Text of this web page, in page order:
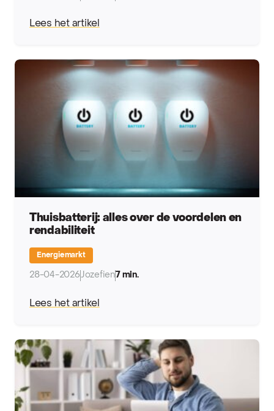
Lees het artikel
Thuisbatterij: alles over de voordelen en
rendabiliteit
Energiemarkt
28-04-2026Jozefien7 min.
Lees het artikel